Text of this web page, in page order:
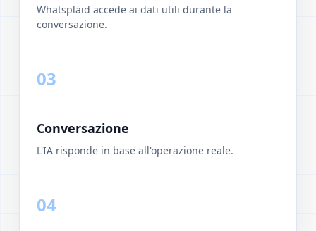
Whatsplaid accede ai dati utili durante la
conversazione.
03
Conversazione
L'IA risponde in base all'operazione reale.
04